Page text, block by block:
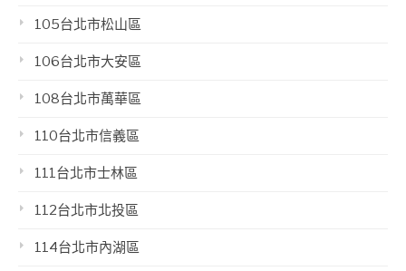
105台北市松山區
106台北市大安區
108台北市萬華區
110台北市信義區
111台北市士林區
112台北市北投區
114台北市內湖區